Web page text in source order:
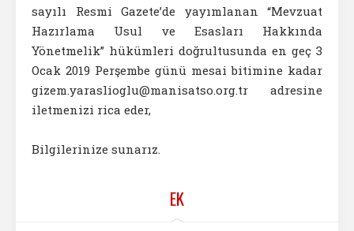
sayılı Resmi Gazete’de yayımlanan “Mevzuat
Hazırlama Usul ve Esasları Hakkında
Yönetmelik” hükümleri doğrultusunda en geç 3
Ocak 2019 Perşembe günü mesai bitimine kadar
gizem.yaraslioglu@manisatso.org.tr adresine
iletmenizi rica eder,
Bilgilerinize sunarız.
EK